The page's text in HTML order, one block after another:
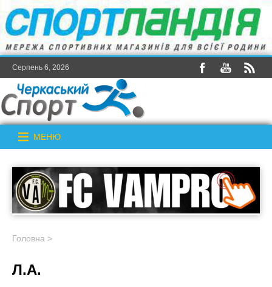
Серпень 6, 2026
МЕНЮ
Головна >
Л.А.